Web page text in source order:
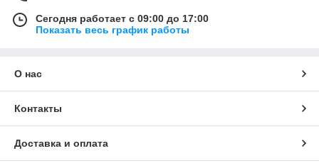
Сегодня работает с 09:00 до 17:00
Показать весь график работы
О нас
Контакты
Доставка и оплата